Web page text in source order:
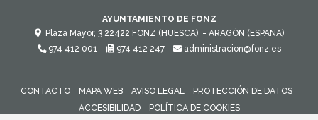
AYUNTAMIENTO DE FONZ
Plaza Mayor, 3 22422 FONZ (HUESCA) - ARAGÓN (ESPAÑA)
974 412 001
974 412 247 administracion@fonz.es
CONTACTO MAPA WEB AVISO LEGAL
PROTECCIÓN DE DATOS
ACCESIBILIDAD
POLÍTICA DE COOKIES